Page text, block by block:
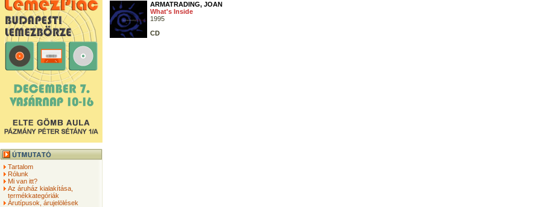
Tartalom
Rólunk
Mi van itt?
Az áruház kialakítása,
termékkategóriák
Árutípusok, árujelölések
ARMATRADING, JOAN
What's Inside
1995
CD